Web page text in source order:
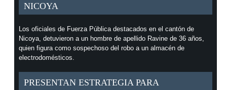
NICOYA
Los oficiales de Fuerza Pública destacados en el cantón de
Nicoya, detuvieron a un hombre de apellido Ravine de 36 años,
quien figura como sospechoso del robo a un almacén de
electrodomésticos.
PRESENTAN ESTRATEGIA PARA